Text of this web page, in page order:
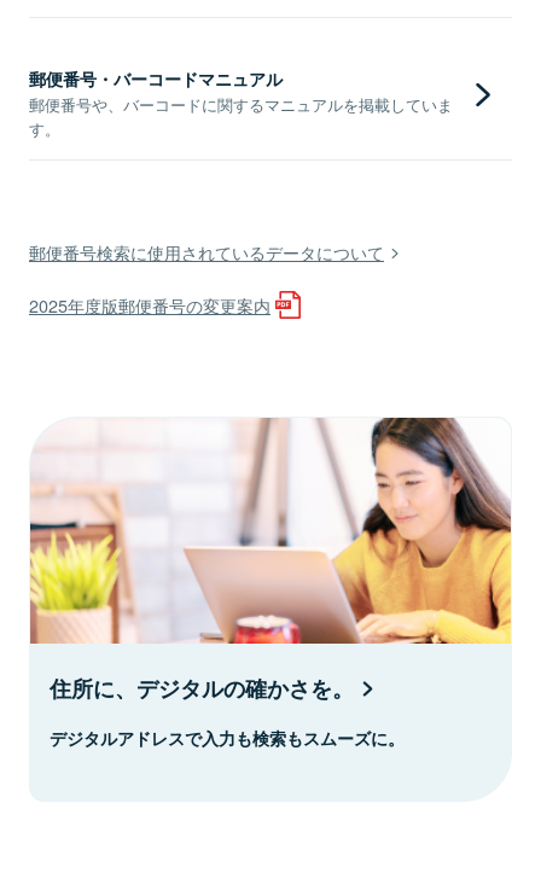
郵便番号・バーコードマニュアル
郵便番号や、バーコードに関するマニュアルを掲載していま
す。
郵便番号検索に使用されているデータについて
2025年度版郵便番号の変更案内
住所に、デジタルの確かさを。
デジタルアドレスで入力も検索もスムーズに。